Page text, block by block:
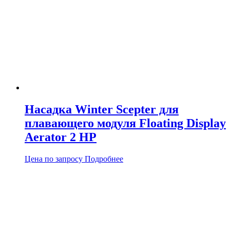
Насадка Winter Scepter для
плавающего модуля Floating Display
Aerator 2 HP
Цена по запросу Подробнее